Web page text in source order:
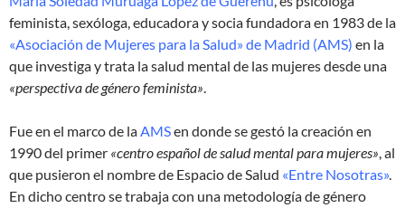
feminista, sexóloga, educadora y socia fundadora en 1983 de la
«Asociación de Mujeres para la Salud» de Madrid (AMS) en la
que investiga y trata la salud mental de las mujeres desde una
«perspectiva de género feminista».
Fue en el marco de laAMSen donde se gestó la creación en
1990 del primer «centro español de salud mental para mujeres», al
que pusieron el nombre de Espacio de Salud «Entre Nosotras».
En dicho centro se trabaja con una metodología de género